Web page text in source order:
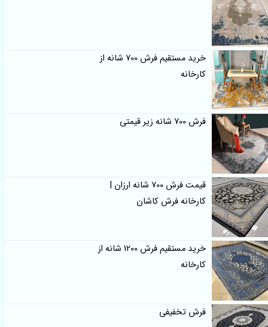
خرید مستقیم فرش 700 شانه از
کارخانه
فرش 700 شانه زیر قیمتی
قیمت فرش 700 شانه ارزان |
کارخانه فرش کاشان
خرید مستقیم فرش 1200 شانه از
کارخانه
فرش تخفیفی